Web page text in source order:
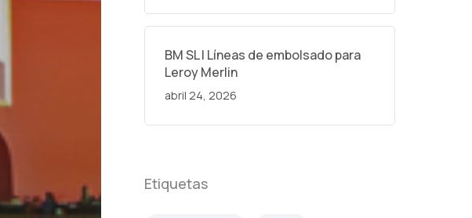
BM SL | Líneas de embolsado para
Leroy Merlin
abril 24, 2026
Etiquetas